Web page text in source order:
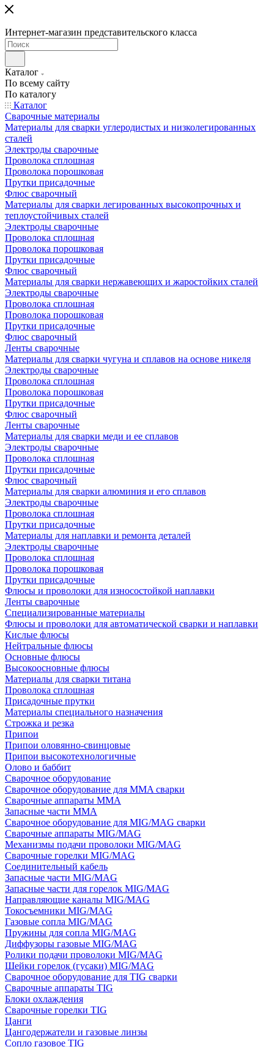
Интернет-магазин представительского класса
Каталог
По всему сайту
По каталогу
Каталог
Сварочные материалы
Материалы для сварки углеродистых и низколегированных
сталей
Электроды сварочные
Проволока сплошная
Проволока порошковая
Прутки присадочные
Флюс сварочный
Материалы для сварки легированных высокопрочных и
теплоустойчивых сталей
Электроды сварочные
Проволока сплошная
Проволока порошковая
Прутки присадочные
Флюс сварочный
Материалы для сварки нержавеющих и жаростойких сталей
Электроды сварочные
Проволока сплошная
Проволока порошковая
Прутки присадочные
Флюс сварочный
Ленты сварочные
Материалы для сварки чугуна и сплавов на основе никеля
Электроды сварочные
Проволока сплошная
Проволока порошковая
Прутки присадочные
Флюс сварочный
Ленты сварочные
Материалы для сварки меди и ее сплавов
Электроды сварочные
Проволока сплошная
Прутки присадочные
Флюс сварочный
Материалы для сварки алюминия и его сплавов
Электроды сварочные
Проволока сплошная
Прутки присадочные
Материалы для наплавки и ремонта деталей
Электроды сварочные
Проволока сплошная
Проволока порошковая
Прутки присадочные
Флюсы и проволоки для износостойкой наплавки
Ленты сварочные
Специализированные материалы
Флюсы и проволоки для автоматической сварки и наплавки
Кислые флюсы
Нейтральные флюсы
Основные флюсы
Высокоосновные флюсы
Материалы для сварки титана
Проволока сплошная
Присадочные прутки
Материалы специального назначения
Строжка и резка
Припои
Припои оловянно-свинцовые
Припои высокотехнологичные
Олово и баббит
Сварочное оборудование
Сварочное оборудование для MMA сварки
Сварочные аппараты MMA
Запасные части MMA
Сварочное оборудование для MIG/MAG сварки
Сварочные аппараты MIG/MAG
Механизмы подачи проволоки MIG/MAG
Сварочные горелки MIG/MAG
Соединительный кабель
Запасные части MIG/MAG
Запасные части для горелок MIG/MAG
Направляющие каналы MIG/MAG
Токосъемники MIG/MAG
Газовые сопла MIG/MAG
Пружины для сопла MIG/MAG
Диффузоры газовые MIG/MAG
Ролики подачи проволоки MIG/MAG
Шейки горелок (гусаки) MIG/MAG
Сварочное оборудование для TIG сварки
Сварочные аппараты TIG
Блоки охлаждения
Сварочные горелки TIG
Цанги
Цангодержатели и газовые линзы
Сопло газовое TIG